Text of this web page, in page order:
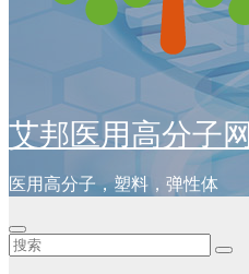
艾邦医用高分子网
医用高分子，塑料，弹性体